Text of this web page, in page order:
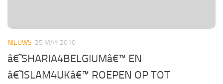
NIEUWS 25 MAY 2010
â€˜SHARIA4BELGIUMâ€™ EN
â€˜ISLAM4UKâ€™ ROEPEN OP TOT